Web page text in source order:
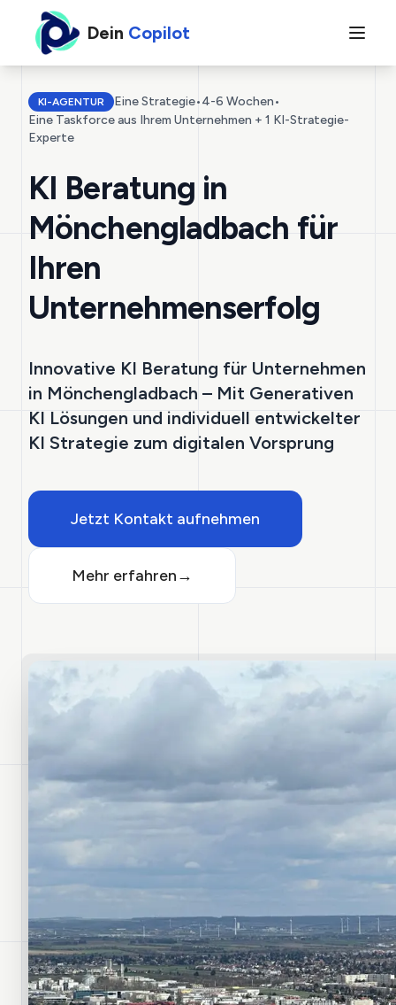
Dein Copilot
KI-AGENTUR Eine Strategie•4-6 Wochen•
Eine Taskforce aus Ihrem Unternehmen + 1 KI-Strategie-
Experte
KI Beratung in
Mönchengladbach für
Ihren
Unternehmenserfolg
Innovative KI Beratung für Unternehmen
in Mönchengladbach – Mit Generativen
KI Lösungen und individuell entwickelter
KI Strategie zum digitalen Vorsprung
Jetzt Kontakt aufnehmen
Mehr erfahren→